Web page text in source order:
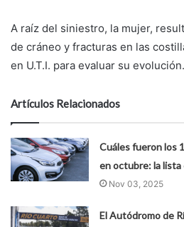
A raíz del siniestro, la mujer,
de cráneo y fracturas en las
en U.T.I. para evaluar su evolución.
Artículos Relacionados
Cuáles fueron los
en octubre: la lista
Nov 03, 2025
El Autódromo de